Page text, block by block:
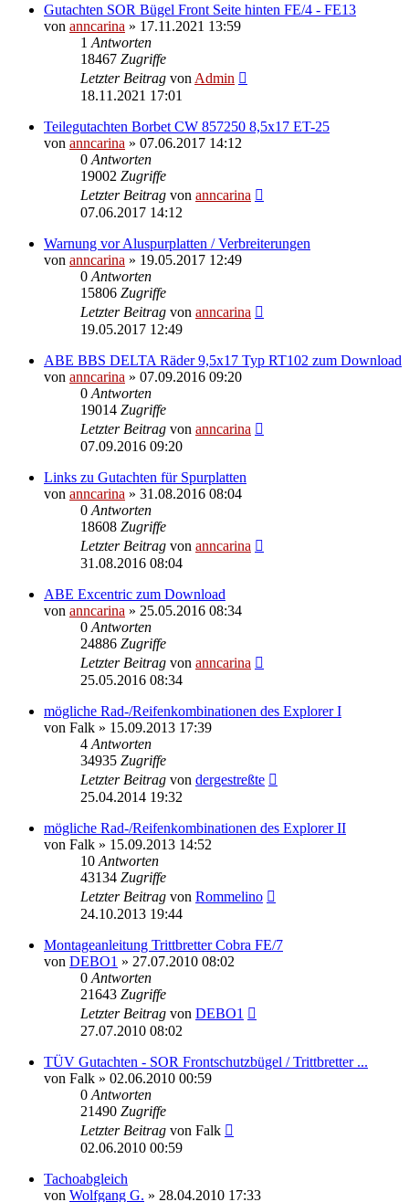
Gutachten SOR Bügel Front Seite hinten FE/4 - FE13
von anncarina » 17.11.2021 13:59
1 Antworten
18467 Zugriffe
Letzter Beitrag von Admin
18.11.2021 17:01
Teilegutachten Borbet CW 857250 8,5x17 ET-25
von anncarina » 07.06.2017 14:12
0 Antworten
19002 Zugriffe
Letzter Beitrag von anncarina
07.06.2017 14:12
Warnung vor Aluspurplatten / Verbreiterungen
von anncarina » 19.05.2017 12:49
0 Antworten
15806 Zugriffe
Letzter Beitrag von anncarina
19.05.2017 12:49
ABE BBS DELTA Räder 9,5x17 Typ RT102 zum Download
von anncarina » 07.09.2016 09:20
0 Antworten
19014 Zugriffe
Letzter Beitrag von anncarina
07.09.2016 09:20
Links zu Gutachten für Spurplatten
von anncarina » 31.08.2016 08:04
0 Antworten
18608 Zugriffe
Letzter Beitrag von anncarina
31.08.2016 08:04
ABE Excentric zum Download
von anncarina » 25.05.2016 08:34
0 Antworten
24886 Zugriffe
Letzter Beitrag von anncarina
25.05.2016 08:34
mögliche Rad-/Reifenkombinationen des Explorer I
von Falk » 15.09.2013 17:39
4 Antworten
34935 Zugriffe
Letzter Beitrag von dergestreßte
25.04.2014 19:32
mögliche Rad-/Reifenkombinationen des Explorer II
von Falk » 15.09.2013 14:52
10 Antworten
43134 Zugriffe
Letzter Beitrag von Rommelino
24.10.2013 19:44
Montageanleitung Trittbretter Cobra FE/7
von DEBO1 » 27.07.2010 08:02
0 Antworten
21643 Zugriffe
Letzter Beitrag von DEBO1
27.07.2010 08:02
TÜV Gutachten - SOR Frontschutzbügel / Trittbretter ...
von Falk » 02.06.2010 00:59
0 Antworten
21490 Zugriffe
Letzter Beitrag von Falk
02.06.2010 00:59
Tachoabgleich
von Wolfgang G. » 28.04.2010 17:33